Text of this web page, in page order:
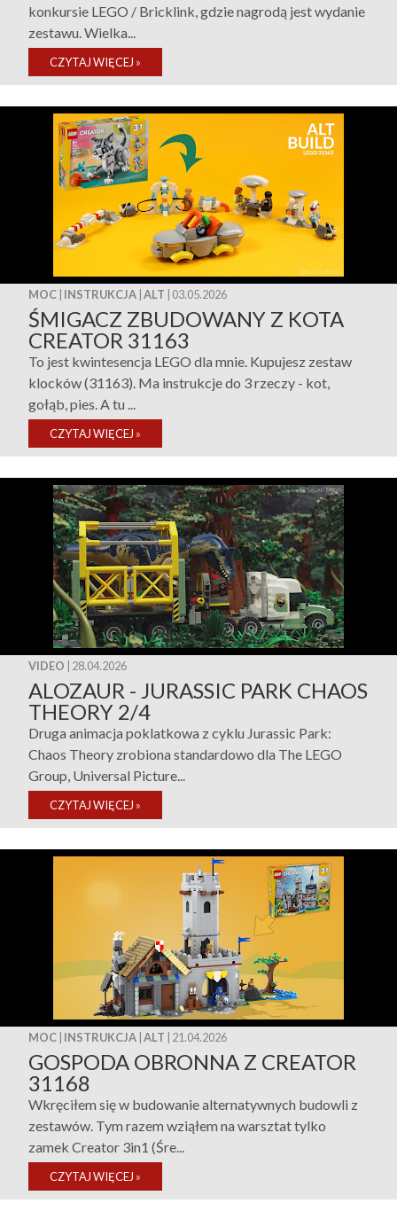
konkursie LEGO / Bricklink, gdzie nagrodą jest wydanie
zestawu. Wielka...
CZYTAJ WIĘCEJ »
MOC INSTRUKCJA ALT | 03.05.2026
ŚMIGACZ ZBUDOWANY Z KOTA
CREATOR 31163
To jest kwintesencja LEGO dla mnie. Kupujesz zestaw
klocków (31163). Ma instrukcje do 3 rzeczy - kot,
gołąb, pies. A tu ...
CZYTAJ WIĘCEJ »
VIDEO | 28.04.2026
ALOZAUR - JURASSIC PARK CHAOS
THEORY 2/4
Druga animacja poklatkowa z cyklu Jurassic Park:
Chaos Theory zrobiona standardowo dla The LEGO
Group, Universal Picture...
CZYTAJ WIĘCEJ »
MOC INSTRUKCJA ALT | 21.04.2026
GOSPODA OBRONNA Z CREATOR
31168
Wkręciłem się w budowanie alternatywnych budowli z
zestawów. Tym razem wziąłem na warsztat tylko
zamek Creator 3in1 (Śre...
CZYTAJ WIĘCEJ »